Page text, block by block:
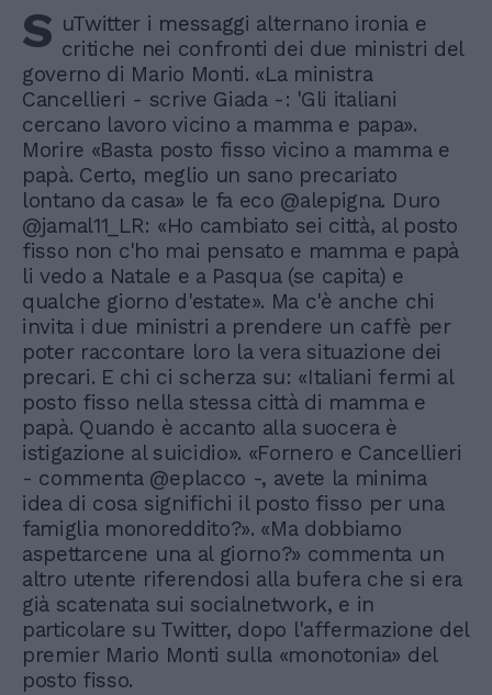
S uTwitter i messaggi alternano ironia e
critiche nei confronti dei due ministri del
governo di Mario Monti. «La ministra
Cancellieri - scrive Giada -: 'Gli italiani
cercano lavoro vicino a mamma e papa».
Morire «Basta posto fisso vicino a mamma e
papà. Certo, meglio un sano precariato
lontano da casa» le fa eco @alepigna. Duro
@jamal11_LR: «Ho cambiato sei città, al posto
fisso non c'ho mai pensato e mamma e papà
li vedo a Natale e a Pasqua (se capita) e
qualche giorno d'estate». Ma c'è anche chi
invita i due ministri a prendere un caffè per
poter raccontare loro la vera situazione dei
precari. E chi ci scherza su: «Italiani fermi al
posto fisso nella stessa città di mamma e
papà. Quando è accanto alla suocera è
istigazione al suicidio». «Fornero e Cancellieri
- commenta @eplacco -, avete la minima
idea di cosa significhi il posto fisso per una
famiglia monoreddito?». «Ma dobbiamo
aspettarcene una al giorno?» commenta un
altro utente riferendosi alla bufera che si era
già scatenata sui socialnetwork, e in
particolare su Twitter, dopo l'affermazione del
premier Mario Monti sulla «monotonia» del
posto fisso.